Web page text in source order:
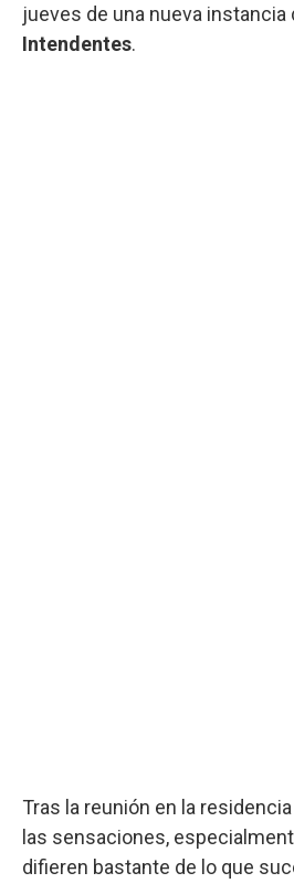
jueves de una nueva instancia
Intendentes.
Tras la reunión en la
las sensaciones,
difieren bastante de lo que